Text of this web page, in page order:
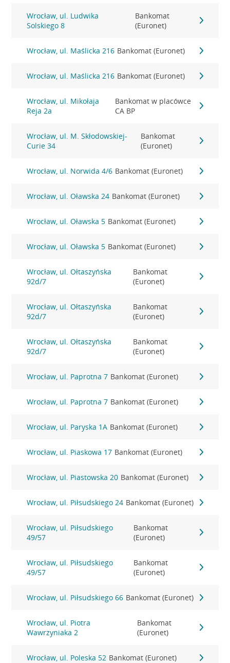
Wrocław, ul. Ludwika
Solskiego 8
Bankomat
(Euronet)
Wrocław, ul. Maślicka 216 Bankomat (Euronet)
Wrocław, ul. Maślicka 216 Bankomat (Euronet)
Wrocław, ul. Mikołaja
Reja 2a
Bankomat w placówce
CA BP
Wrocław, ul. M. Skłodowskiej-
Curie 34
Bankomat
(Euronet)
Wrocław, ul. Norwida 4/6 Bankomat (Euronet)
Wrocław, ul. Oławska 24 Bankomat (Euronet)
Wrocław, ul. Oławska 5 Bankomat (Euronet)
Wrocław, ul. Oławska 5 Bankomat (Euronet)
Wrocław, ul. Ołtaszyńska
92d/7
Bankomat
(Euronet)
Wrocław, ul. Ołtaszyńska
92d/7
Bankomat
(Euronet)
Wrocław, ul. Ołtaszyńska
92d/7
Bankomat
(Euronet)
Wrocław, ul. Paprotna 7 Bankomat (Euronet)
Wrocław, ul. Paprotna 7 Bankomat (Euronet)
Wrocław, ul. Paryska 1A Bankomat (Euronet)
Wrocław, ul. Piaskowa 17 Bankomat (Euronet)
Wrocław, ul. Piastowska 20 Bankomat (Euronet)
Wrocław, ul. Piłsudskiego 24 Bankomat (Euronet)
Wrocław, ul. Piłsudskiego
49/57
Bankomat
(Euronet)
Wrocław, ul. Piłsudskiego
49/57
Bankomat
(Euronet)
Wrocław, ul. Piłsudskiego 66 Bankomat (Euronet)
Wrocław, ul. Piotra
Wawrzyniaka 2
Bankomat
(Euronet)
Wrocław, ul. Poleska 52 Bankomat (Euronet)